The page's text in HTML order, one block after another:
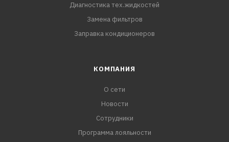
Диагностика тех.жидкостей
Замена фильтров
Заправка кондиционеров
КОМПАНИЯ
О сети
Новости
Сотрудники
Программа лояльности